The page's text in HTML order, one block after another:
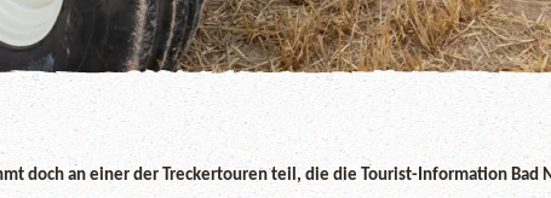
doch an einer der Treckertouren teil, die die Tourist-Information Bad